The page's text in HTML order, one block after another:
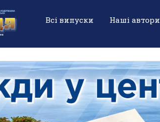
Всі випуски Наші автори